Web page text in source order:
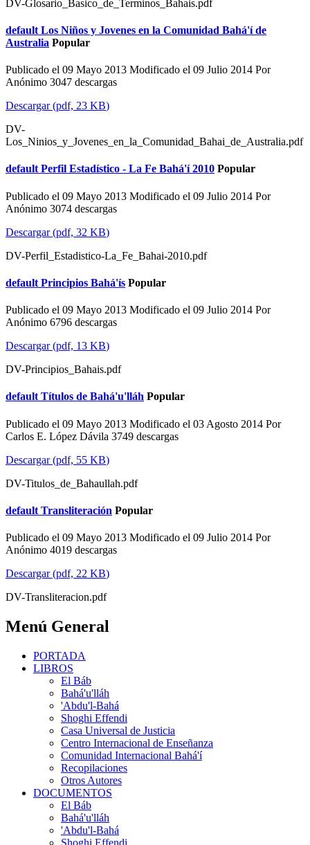
DV-Glosario_Basico_de_Terminos_Bahais.pdf
default Los Niños y Jovenes en la Comunidad Bahá'í de
Australia Popular
Publicado el 09 Mayo 2013 Modificado el 09 Julio 2014 Por
Anónimo 3047 descargas
Descargar(pdf, 23 KB)
DV-
Los_Ninios_y_Jovenes_en_la_Comunidad_Bahai_de_Australia.pdf
default Perfil Estadístico - La Fe Bahá'í 2010 Popular
Publicado el 09 Mayo 2013 Modificado el 09 Julio 2014 Por
Anónimo 3074 descargas
Descargar(pdf, 32 KB)
DV-Perfil_Estadistico-La_Fe_Bahai-2010.pdf
default Principios Bahá'ís Popular
Publicado el 09 Mayo 2013 Modificado el 09 Julio 2014 Por
Anónimo 6796 descargas
Descargar(pdf, 13 KB)
DV-Principios_Bahais.pdf
default Títulos de Bahá'u'lláh Popular
Publicado el 09 Mayo 2013 Modificado el 03 Agosto 2014 Por
Carlos E. López Dávila 3749 descargas
Descargar(pdf, 55 KB)
DV-Titulos_de_Bahaullah.pdf
default Transliteración Popular
Publicado el 09 Mayo 2013 Modificado el 09 Julio 2014 Por
Anónimo 4019 descargas
Descargar(pdf, 22 KB)
DV-Transliteracion.pdf
Menú General
PORTADA
LIBROS
El Báb
Bahá'u'lláh
'Abdu'l-Bahá
Shoghi Effendi
Casa Universal de Justicia
Centro Internacional de Enseñanza
Comunidad Internacional Bahá'í
Recopilaciones
Otros Autores
DOCUMENTOS
El Báb
Bahá'u'lláh
'Abdu'l-Bahá
Shoghi Effendi